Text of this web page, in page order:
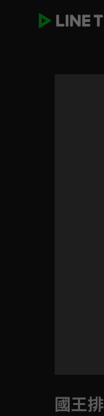
國王